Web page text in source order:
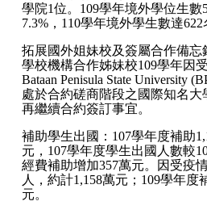
學院1位。109學年境外學位生數
7.3%，110學年境外學生數達622
拓展國外姐妹校及簽屬合作備忘
學校機構合作姊妹校109學年因
Bataan Penisula State University
處於合約磋商階段之國際知名大
再繼續合約簽訂事宜。
補助學生出國：107學年度補助
元，107學年度學生出國人數較
經費補助增加357萬元。因受疫
人，約計1,158萬元；109學年度
元。